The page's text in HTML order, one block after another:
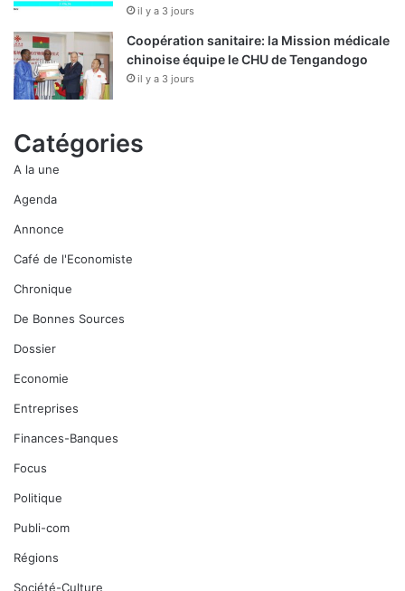
il y a 3 jours
Coopération sanitaire: la Mission médicale
chinoise équipe le CHU de Tengandogo
il y a 3 jours
Catégories
A la une
Agenda
Annonce
Café de l'Economiste
Chronique
De Bonnes Sources
Dossier
Economie
Entreprises
Finances-Banques
Focus
Politique
Publi-com
Régions
Société-Culture